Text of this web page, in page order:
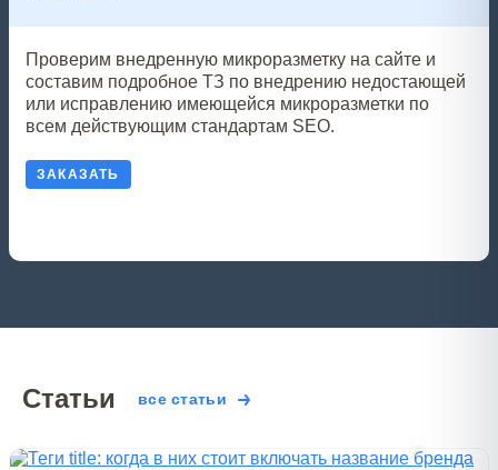
Проверим внедренную микроразметку на сайте и
составим подробное ТЗ по внедрению недостающей
или исправлению имеющейся микроразметки по
всем действующим стандартам SEO.
ЗАКАЗАТЬ
Статьи все статьи